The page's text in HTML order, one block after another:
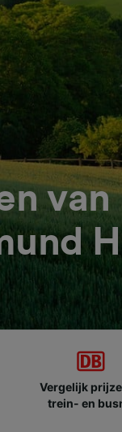
van
Vergelijk
trein- en